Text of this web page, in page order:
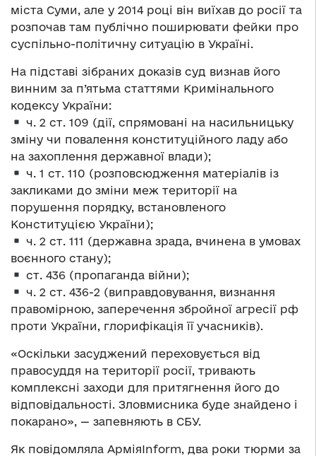
міста Суми, але у 2014 році він виїхав до росії та
розпочав там публічно поширювати фейки про
суспільно-політичну ситуацію в Україні.
На підставі зібраних доказів суд визнав його
винним за п’ятьма статтями Кримінального
кодексу України:
⁠ч. 2 ст. 109 (дії, спрямовані на насильницьку
зміну чи повалення конституційного ладу або
на захоплення державної влади);
⁠ч. 1 ст. 110 (розповсюдження матеріалів із
закликами до зміни меж території на
порушення порядку, встановленого
Конституцією України);
⁠ч. 2 ст. 111 (державна зрада, вчинена в умовах
воєнного стану);
ст. 436 (пропаганда війни);
⁠ч. 2 ст. 436-2 (виправдовування, визнання
правомірною, заперечення збройної агресії рф
проти України, глорифікація її учасників).
«Оскільки засуджений переховується від
правосуддя на території росії, тривають
комплексні заходи для притягнення його до
відповідальності. Зловмисника буде знайдено і
покарано», — запевняють в СБУ.
Як повідомляла АрміяInform, два роки тюрми за